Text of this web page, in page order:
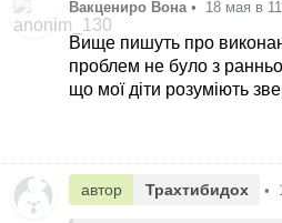
Вакцениро Вона • 18 мая в
Вище пишуть про
проблем не було з
що мої діти розуміють
автор Трахтибидох •